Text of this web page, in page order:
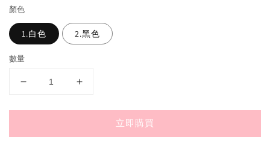
顏色
1.白色 2.黑色
數量
立即購買